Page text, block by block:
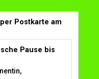
Postkarte am
Pause bis